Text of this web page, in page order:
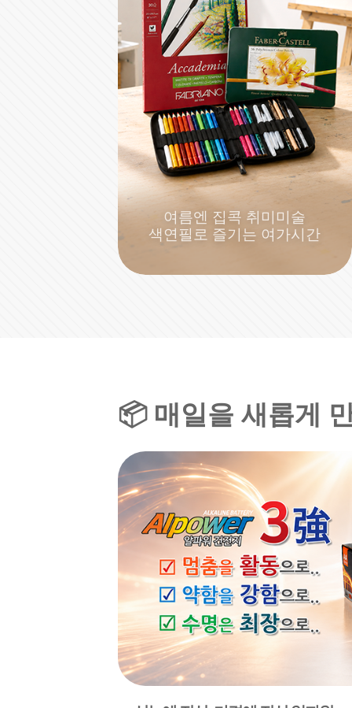
여름엔 집콕 취미미술
색연필로 즐기는 여가시간
📦 매일을 새롭게